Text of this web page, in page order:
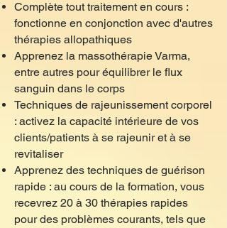
Complète tout traitement en cours :
fonctionne en conjonction avec d'autres
thérapies allopathiques
Apprenez la massothérapie Varma,
entre autres pour équilibrer le flux
sanguin dans le corps
Techniques de rajeunissement corporel
: activez la capacité intérieure de vos
clients/patients à se rajeunir et à se
revitaliser
Apprenez des techniques de guérison
rapide : au cours de la formation, vous
recevrez 20 à 30 thérapies rapides
pour des problèmes courants, tels que